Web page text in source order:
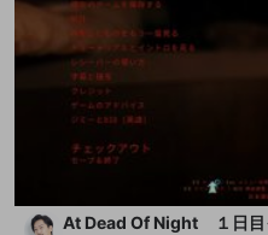
At Dead Of Night １日目